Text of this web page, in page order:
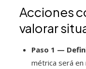
Acciones
valorar
Paso 1 —
métrica será en